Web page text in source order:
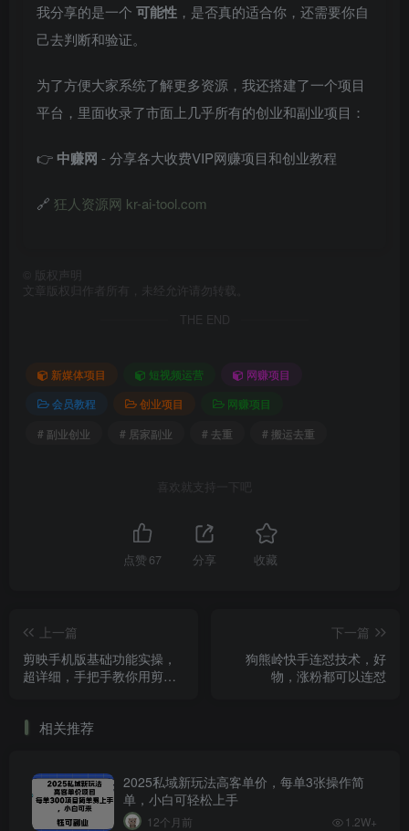
我分享的是一个 可能性 ，是否真的适合你，还需要你自
己去判断和验证。
为了方便大家系统了解更多资源，我还搭建了一个项目
平台，里面收录了市面上几乎所有的创业和副业项目：
👉 中赚网 - 分享各大收费VIP网赚项目和创业教程
🔗 狂人资源网 kr-ai-tool.com
版权声明
文章版权归作者所有，未经允许请勿转载。
THE END
新媒体项目 短视频运营
网赚项目
会员教程
创业项目
网赚项目
# 副业创业
# 居家副业 # 去重 # 搬运去重
喜欢就支持一下吧
点赞 67 分享 收藏
上一篇
剪映手机版基础功能实操，
超详细，手把手教你用剪映
下一篇
狗熊岭快手连怼技术，好
物，涨粉都可以连怼
相关推荐
2025私域新玩法高客单价，每单3张操作简
单，小白可轻松上手
12个月前 1.2W+